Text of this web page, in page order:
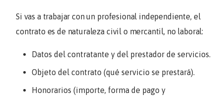
Si vas a trabajar con un profesional independiente, el
contrato es de naturaleza civil o mercantil, no laboral:
Datos del contratante y del prestador de servicios.
Objeto del contrato (qué servicio se prestará).
Honorarios (importe, forma de pago y